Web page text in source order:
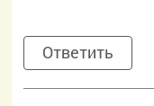
Ответить